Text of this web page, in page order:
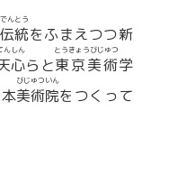
伝統
でんとう
をふまえつつ新
心
んしん
らと東京美術
とうきょうびじゅつ
学
美術院
びじゅついん
をつくって